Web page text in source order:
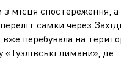
з місця спостереження,
самки через
перебувала на
лимани», де